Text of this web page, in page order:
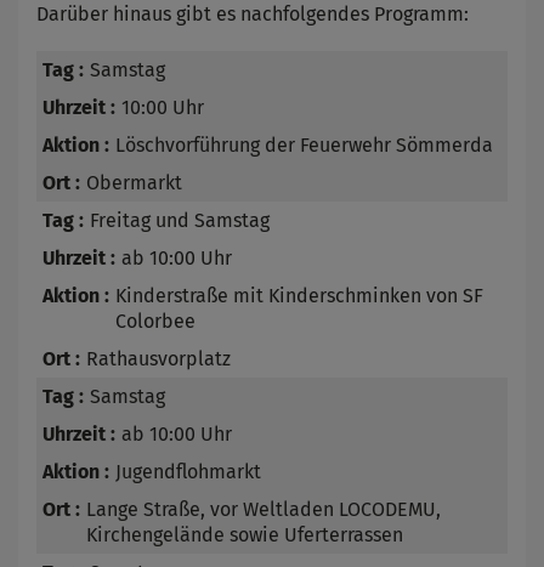
Darüber hinaus gibt es nachfolgendes Programm:
Samstag
10:00 Uhr
Löschvorführung der Feuerwehr Sömmerda
Obermarkt
Freitag und Samstag
ab 10:00 Uhr
Kinderstraße mit Kinderschminken von SF
Colorbee
Rathausvorplatz
Samstag
ab 10:00 Uhr
Jugendflohmarkt
Lange Straße, vor Weltladen LOCODEMU,
Kirchengelände sowie Uferterrassen